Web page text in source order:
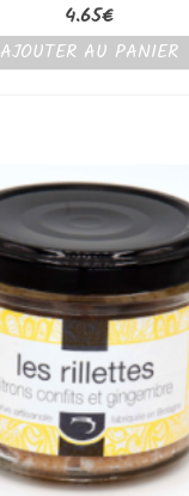
4.65€
AJOUTER AU PANIER